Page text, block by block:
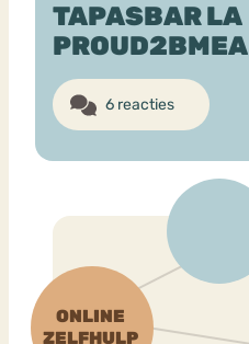
TAPASBAR LA
PROUD2BMEA
6 reacties